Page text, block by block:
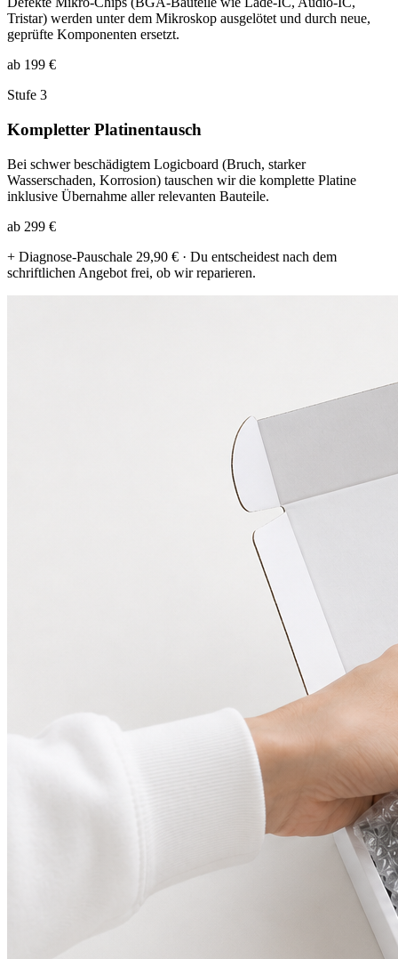
Tristar) werden unter dem Mikroskop ausgelötet und durch neue,
geprüfte Komponenten ersetzt.
ab 199 €
Stufe 3
Kompletter Platinentausch
Bei schwer beschädigtem Logicboard (Bruch, starker
Wasserschaden, Korrosion) tauschen wir die komplette Platine
inklusive Übernahme aller relevanten Bauteile.
ab 299 €
+ Diagnose-Pauschale 29,90 € · Du entscheidest nach dem
schriftlichen Angebot frei, ob wir reparieren.